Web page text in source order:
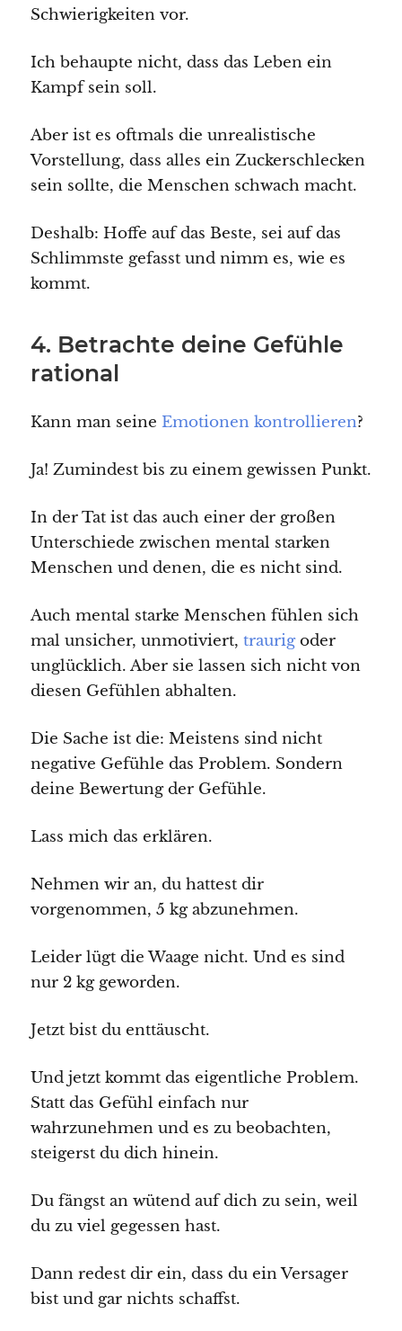
Schwierigkeiten vor.
Ich behaupte nicht, dass das Leben ein
Kampf sein soll.
Aber ist es oftmals die unrealistische
Vorstellung, dass alles ein Zuckerschlecken
sein sollte, die Menschen schwach macht.
Deshalb: Hoffe auf das Beste, sei auf das
Schlimmste gefasst und nimm es, wie es
kommt.
4. Betrachte deine Gefühle
rational
Kann man seine Emotionen kontrollieren?
Ja! Zumindest bis zu einem gewissen Punkt.
In der Tat ist das auch einer der großen
Unterschiede zwischen mental starken
Menschen und denen, die es nicht sind.
Auch mental starke Menschen fühlen sich
mal unsicher, unmotiviert, traurigoder
unglücklich. Aber sie lassen sich nicht von
diesen Gefühlen abhalten.
Die Sache ist die: Meistens sind nicht
negative Gefühle das Problem. Sondern
deine Bewertung der Gefühle.
Lass mich das erklären.
Nehmen wir an, du hattest dir
vorgenommen, 5 kg abzunehmen.
Leider lügt die Waage nicht. Und es sind
nur 2 kg geworden.
Jetzt bist du enttäuscht.
Und jetzt kommt das eigentliche Problem.
Statt das Gefühl einfach nur
wahrzunehmen und es zu beobachten,
steigerst du dich hinein.
Du fängst an wütend auf dich zu sein, weil
du zu viel gegessen hast.
Dann redest dir ein, dass du ein Versager
bist und gar nichts schaffst.